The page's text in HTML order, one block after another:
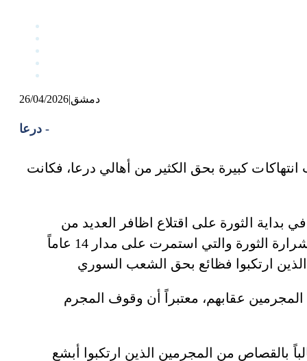
26/04/2026|دمشق
درعا -
كبيرة بحق الكثير من أهالي درعا، فكانت
الثورة على اقتلاع اظافر العديد من
الأطفال بعدما اعتقلهم ولم يأبه لمطالب الاهالي حينها، ليكون هذا الفعل الذي أقدم عليه انطلاقاً لشرارة الثورة والتي استمرت على مدار 14 عاماً
عقابهم، معتبراً أن وقوف المجرم
بالقصاص من المجرمين الذين ارتكبوا أبشع